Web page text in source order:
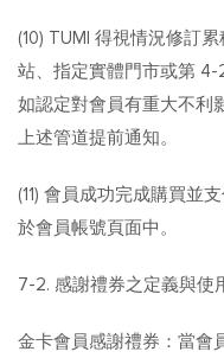
(10) TUMI 得視情況修訂
站、指定實體門市或第 4-
如認定對會員有重大不利
上述管道提前通知。
(11) 會員成功完成購買並
於會員帳號頁面中。
7-2. 感謝禮券之定義與使
金卡會員感謝禮券：當會